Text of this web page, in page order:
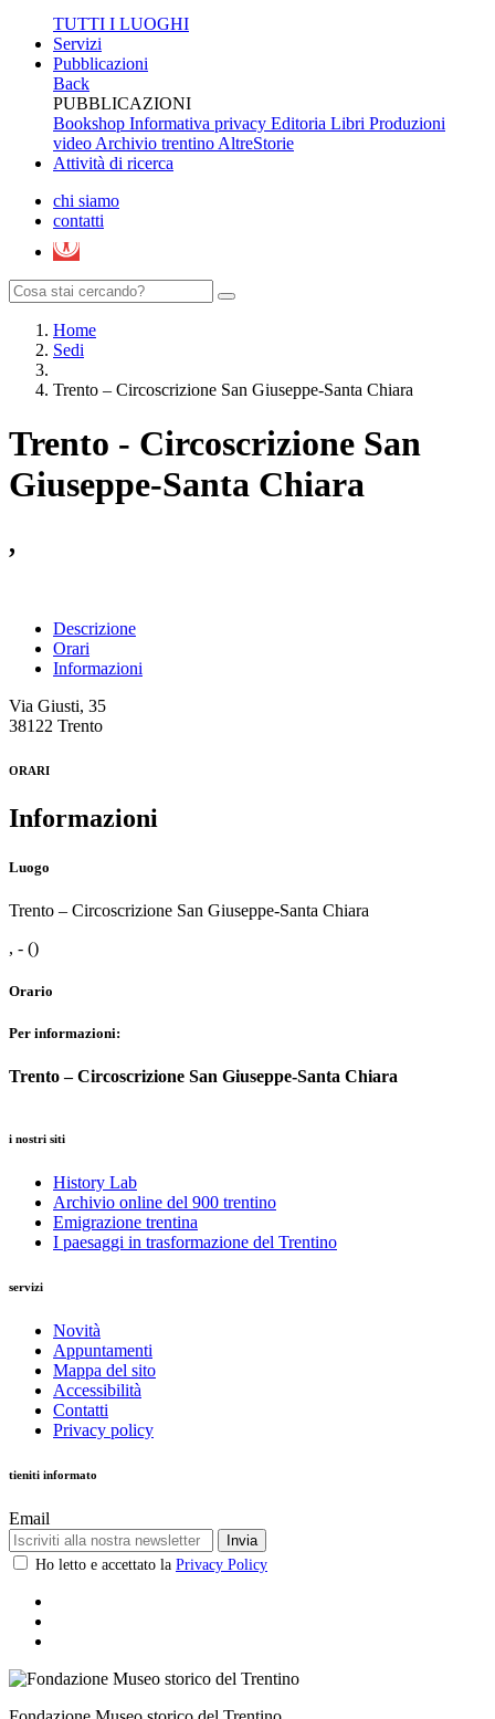
TUTTI I LUOGHI
Servizi
Pubblicazioni
Back
PUBBLICAZIONI
Bookshop Informativa privacy Editoria Libri Produzioni
video Archivio trentino AltreStorie
Attività di ricerca
chi siamo
contatti
Home
Sedi
Trento – Circoscrizione San Giuseppe-Santa Chiara
Trento - Circoscrizione San
Giuseppe-Santa Chiara
,
Descrizione
Orari
Informazioni
Via Giusti, 35
38122 Trento
ORARI
Informazioni
Luogo
Trento – Circoscrizione San Giuseppe-Santa Chiara
, - ()
Orario
Per informazioni:
Trento – Circoscrizione San Giuseppe-Santa Chiara
i nostri siti
History Lab
Archivio online del 900 trentino
Emigrazione trentina
I paesaggi in trasformazione del Trentino
servizi
Novità
Appuntamenti
Mappa del sito
Accessibilità
Contatti
Privacy policy
tieniti informato
Email
Invia
Ho letto e accettato la Privacy Policy